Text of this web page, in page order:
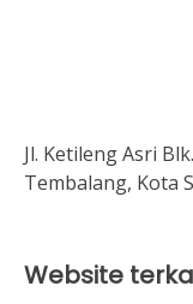
Jl. Ketileng Asri
Tembalang, Kota
Website